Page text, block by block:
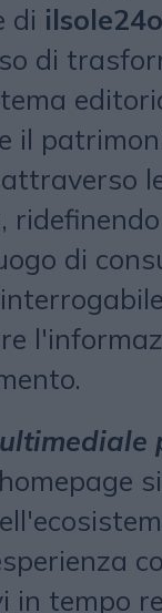
di
di
il
di
in tempo